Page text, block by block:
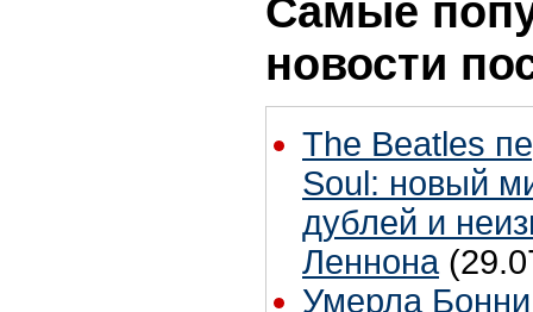
Самые
новости
The Beatles
Soul: новый
дублей и
Леннона
Умерла